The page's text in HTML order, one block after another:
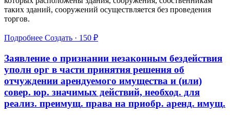
таких зданий, сооружений осуществляется без проведения
торгов.
Подробнее Создать · 150 ₽
Заявление о признании незаконным бездействия
уполн орг в части принятия решения об
отчуждении арендуемого имущества и (или)
совер. юр. значимых действий, необход. для
реализ. преимущ. права на приобр. аренд. имущ.